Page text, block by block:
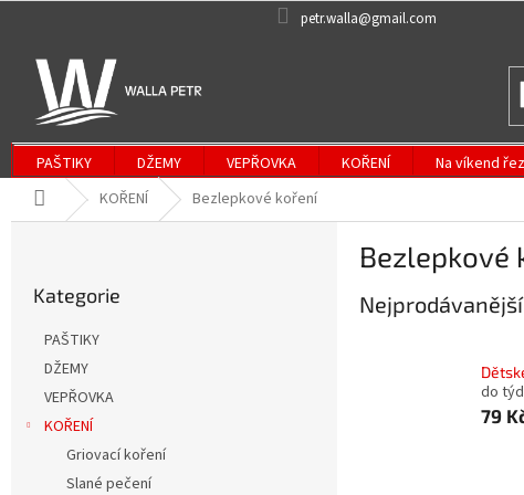
petr.walla@gmail.com
PAŠTIKY DŽEMY VEPŘOVKA KOŘENÍ Na víkend
Domů KOŘENÍ Bezlepkové koření
kategorie
Kategorie
PAŠTIKY
DŽEMY
VEPŘOVKA
KOŘENÍ
Griovací koření
Slané pečení
Bezlepkové
Nejprodávanější
do
79